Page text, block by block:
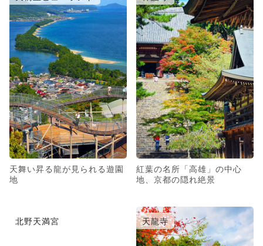
天舞い昇る龍が見られる遊園
地
紅葉の名所「高雄」の中心
地、京都の隠れ絶景
北野天満宮 天龍寺